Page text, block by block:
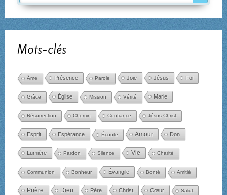
Mots-clés
Âme Présence Parole Joie Jésus Foi
Grâce Église Mission Vérité Marie
Résurrection Chemin Confiance Jésus-Christ
Esprit Espérance Écoute Amour Don
Lumière Pardon Silence Vie Charité
Communion Bonheur Évangile Bonté Amitié
Prière Dieu Père Christ Cœur Salut